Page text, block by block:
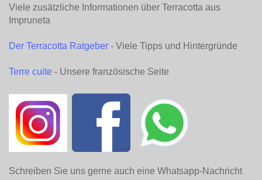
Viele zusätzliche Informationen über Terracotta aus
Impruneta
Der Terracotta Ratgeber - Viele Tipps und Hintergründe
Terre cuite - Unsere französische Seite
Schreiben Sie uns gerne auch eine Whatsapp-Nachricht